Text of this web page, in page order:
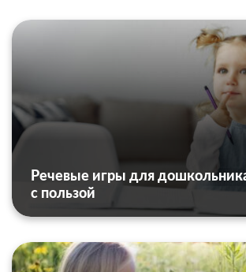
Речевые игры для
с пользой